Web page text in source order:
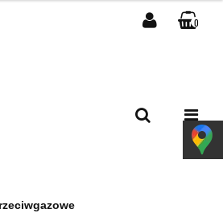
Dodaj zgłoszenie
0